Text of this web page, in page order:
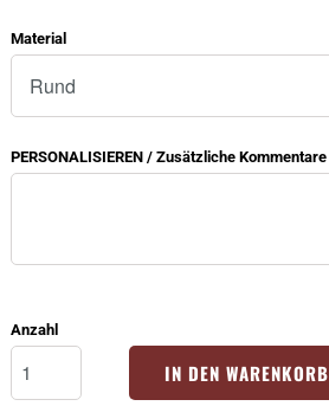
Material
PERSONALISIEREN / Zusätzliche Kommentare
Anzahl
IN DEN WARENKORB